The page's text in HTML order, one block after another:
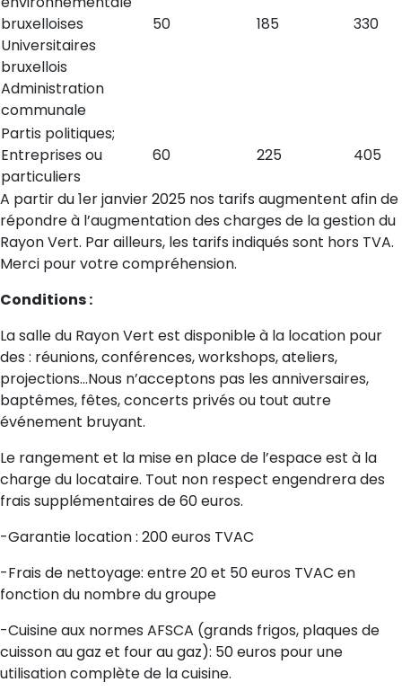
bruxelloises
Universitaires
bruxellois
Administration
communale
50 185 330
Partis politiques;
Entreprises ou
particuliers
60 225 405
A partir du 1er janvier 2025 nos tarifs augmentent afin de
répondre à l’augmentation des charges de la gestion du
Rayon Vert. Par ailleurs, les tarifs indiqués sont hors TVA.
Merci pour votre compréhension.
Conditions :
La salle du Rayon Vert est disponible à la location pour
des : réunions, conférences, workshops, ateliers,
projections…Nous n’acceptons pas les anniversaires,
baptêmes, fêtes, concerts privés ou tout autre
événement bruyant.
Le rangement et la mise en place de l’espace est à la
charge du locataire. Tout non respect engendrera des
frais supplémentaires de 60 euros.
-Garantie location : 200 euros TVAC
-Frais de nettoyage: entre 20 et 50 euros TVAC en
fonction du nombre du groupe
-Cuisine aux normes AFSCA (grands frigos, plaques de
cuisson au gaz et four au gaz): 50 euros pour une
utilisation complète de la cuisine.